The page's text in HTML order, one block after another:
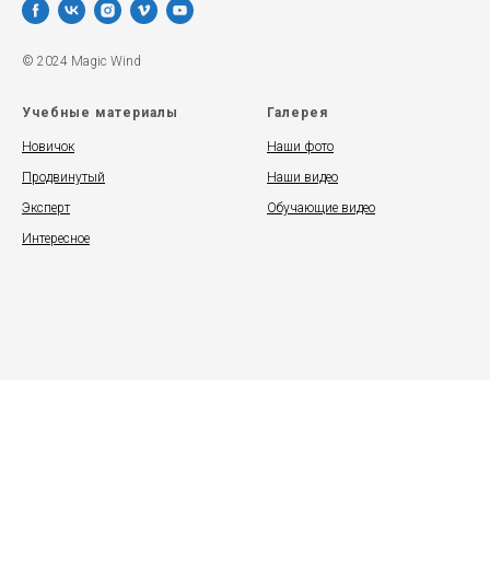
© 2024 Magic Wind
Учебные материалы
Новичок
Продвинутый
Эксперт
Интересное
Галерея
Наши фото
Наши видео
Обучающие видео